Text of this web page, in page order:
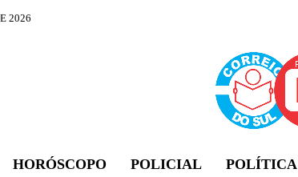
2026
HORÓSCOPO POLICIAL POLÍTICA